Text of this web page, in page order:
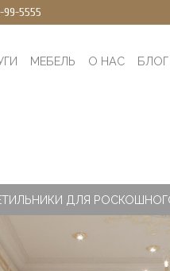
99-5555
МЕБЕЛЬ О НАС БЛОГ